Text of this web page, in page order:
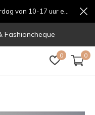
0 0
€ 70,-